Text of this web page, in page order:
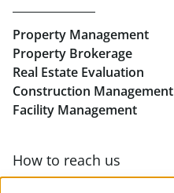
Retail in Linz
Property Management
Property Brokerage
Real Estate Evaluation
Construction Management
Facility Management
How to reach us